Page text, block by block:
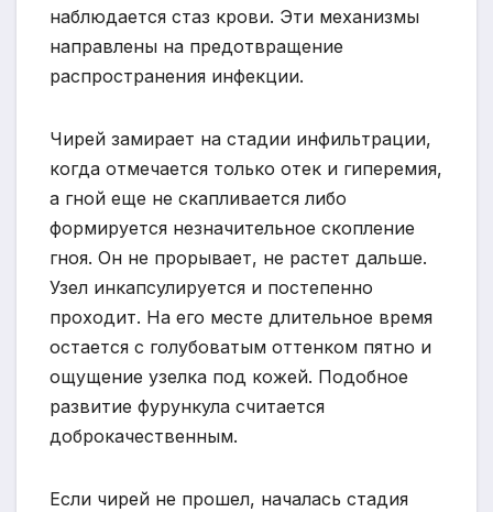
наблюдается стаз крови. Эти механизмы
направлены на предотвращение
распространения инфекции.
Чирей замирает на стадии инфильтрации,
когда отмечается только отек и гиперемия,
а гной еще не скапливается либо
формируется незначительное скопление
гноя. Он не прорывает, не растет дальше.
Узел инкапсулируется и постепенно
проходит. На его месте длительное время
остается с голубоватым оттенком пятно и
ощущение узелка под кожей. Подобное
развитие фурункула считается
доброкачественным.
Если чирей не прошел, началась стадия